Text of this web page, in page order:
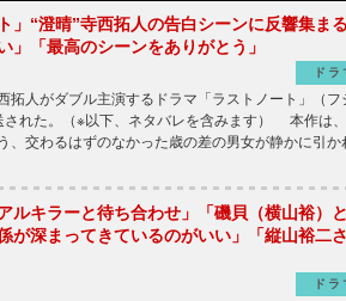
」“澄晴”寺西拓人の告白シーンに反響集ま
」「最高のシーンをありがとう」
ドラ
拓人がダブル主演するドラマ「ラストノート」（フ
された。（※以下、ネタバレを含みます） 本作は
、交わるはずのなかった歳の差の男女が静かに引
ルキラーと待ち合わせ」「磯貝（横山裕）
が深まってきているのがいい」「縦山裕二
ドラ